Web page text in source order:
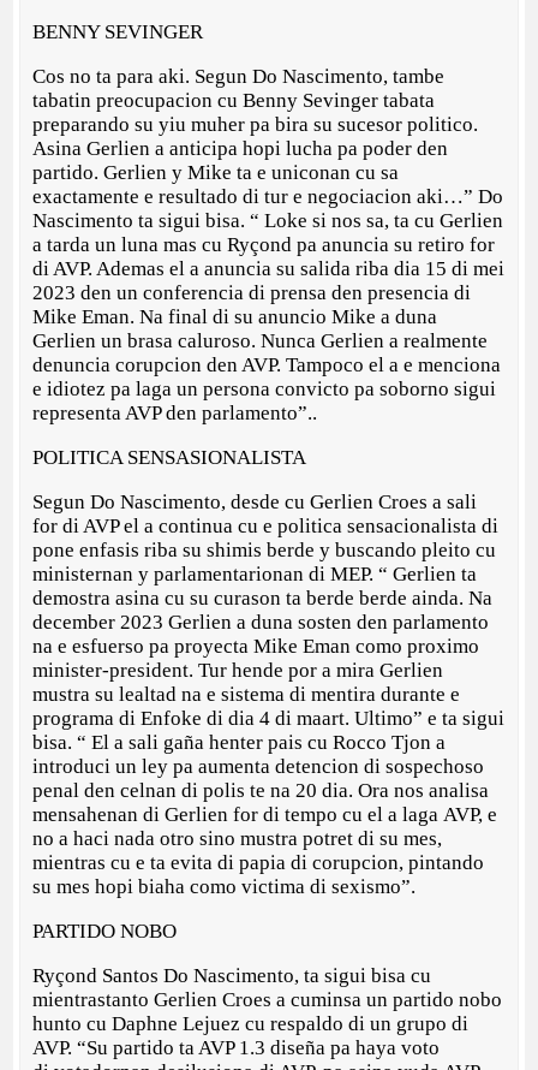
BENNY SEVINGER
Cos no ta para aki. Segun Do Nascimento, tambe
tabatin preocupacion cu Benny Sevinger tabata
preparando su yiu muher pa bira su sucesor politico.
Asina Gerlien a anticipa hopi lucha pa poder den
partido. Gerlien y Mike ta e uniconan cu sa
exactamente e resultado di tur e negociacion aki…” Do
Nascimento ta sigui bisa. “ Loke si nos sa, ta cu Gerlien
a tarda un luna mas cu Ryçond pa anuncia su retiro for
di AVP. Ademas el a anuncia su salida riba dia 15 di mei
2023 den un conferencia di prensa den presencia di
Mike Eman. Na final di su anuncio Mike a duna
Gerlien un brasa caluroso. Nunca Gerlien a realmente
denuncia corupcion den AVP. Tampoco el a e menciona
e idiotez pa laga un persona convicto pa soborno sigui
representa AVP den parlamento”..
POLITICA SENSASIONALISTA
Segun Do Nascimento, desde cu Gerlien Croes a sali
for di AVP el a continua cu e politica sensacionalista di
pone enfasis riba su shimis berde y buscando pleito cu
ministernan y parlamentarionan di MEP. “ Gerlien ta
demostra asina cu su curason ta berde berde ainda. Na
december 2023 Gerlien a duna sosten den parlamento
na e esfuerso pa proyecta Mike Eman como proximo
minister-president. Tur hende por a mira Gerlien
mustra su lealtad na e sistema di mentira durante e
programa di Enfoke di dia 4 di maart. Ultimo” e ta sigui
bisa. “ El a sali gaña henter pais cu Rocco Tjon a
introduci un ley pa aumenta detencion di sospechoso
penal den celnan di polis te na 20 dia. Ora nos analisa
mensahenan di Gerlien for di tempo cu el a laga AVP, e
no a haci nada otro sino mustra potret di su mes,
mientras cu e ta evita di papia di corupcion, pintando
su mes hopi biaha como victima di sexismo”.
PARTIDO NOBO
Ryçond Santos Do Nascimento, ta sigui bisa cu
mientrastanto Gerlien Croes a cuminsa un partido nobo
hunto cu Daphne Lejuez cu respaldo di un grupo di
AVP. “Su partido ta AVP 1.3 diseña pa haya voto